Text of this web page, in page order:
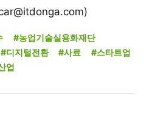
#농업기술실용화재단
#디지털전환 #사료
#스타트업
업